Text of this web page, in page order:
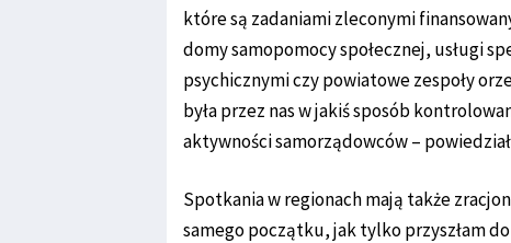
które są zadaniami zleconymi
domy samopomocy społecznej, usługi
psychicznymi czy powiatowe zespoły
była przez nas w jakiś sposób
aktywności samorządowców –
Spotkania w regionach mają także
samego początku, jak tylko przyszłam